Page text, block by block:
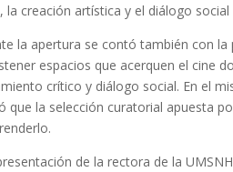
la creación artística y el diálogo
la apertura se contó también con
espacios que acerquen el cine
crítico y diálogo social. En el
que la selección curatorial apuesta
de la rectora de la